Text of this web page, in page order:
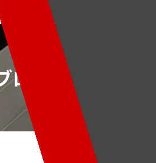
トレーニングなら「FORCE GYM」
ログ